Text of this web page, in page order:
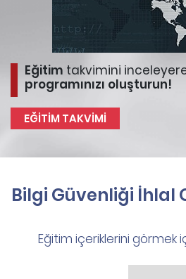
Eğitim takvimini
programınızı oluşturun!
EĞİTİM TAKVİMİ
Bilgi Güvenliği İhlal
Eğitim içeriklerini görmek